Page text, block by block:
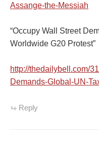
Assange-the-Messiah
“Occupy Wall Street
Worldwide G20 Protest”
http://thedailybell.com/
Demands-Global-UN-
Reply